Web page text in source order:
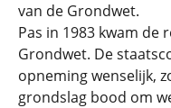
van de Grondwet.
Pas in 1983 kwam de
Grondwet. De
opneming wenselijk,
grondslag bood om